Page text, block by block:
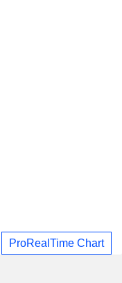
ProRealTime Chart